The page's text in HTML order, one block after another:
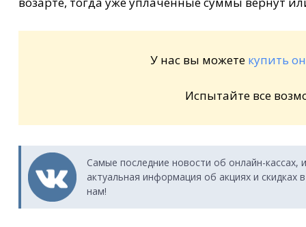
У нас вы можете купить
Испытайте все
Самые последние новости об онлайн-кассах,
актуальная информация об акциях и скидках
нам!